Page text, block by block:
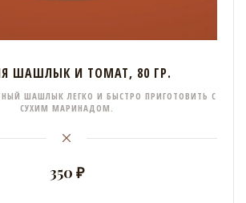
ШАШЛЫК И ТОМАТ, 80 ГР.
ШАШЛЫК ЛЕГКО И БЫСТРО ПРИГОТОВИТЬ С
СУХИМ МАРИНАДОМ.
350 ₽